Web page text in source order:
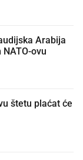
Arabija
ovu
štetu plaćat će